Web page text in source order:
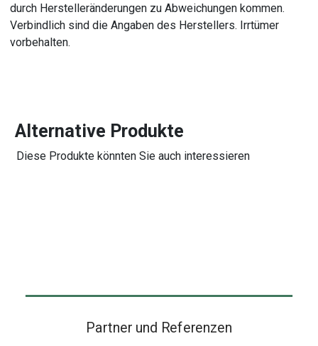
durch Herstelleränderungen zu Abweichungen kommen.
Verbindlich sind die Angaben des Herstellers. Irrtümer
vorbehalten.
Alternative Produkte
Diese Produkte könnten Sie auch interessieren
Partner und Referenzen